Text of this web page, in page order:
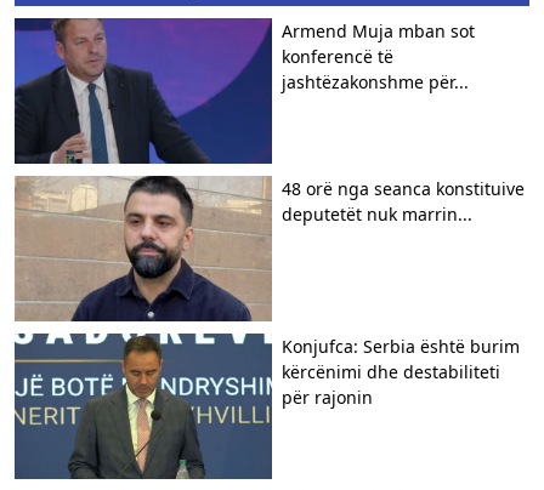
Armend Muja mban sot
konferencë të
jashtëzakonshme për...
48 orë nga seanca konstituive
deputetët nuk marrin...
Konjufca: Serbia është burim
kërcënimi dhe destabiliteti
për rajonin